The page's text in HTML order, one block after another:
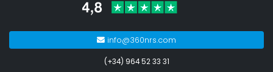
info@360nrs.com
(+34) 964 52 33 31